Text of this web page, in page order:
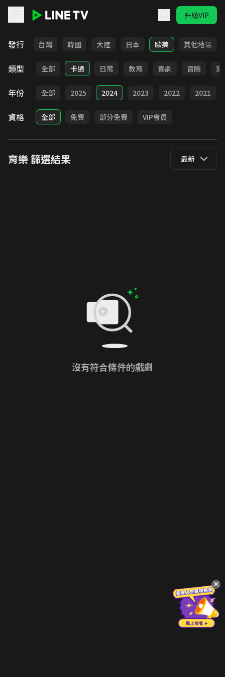
升級VIP
發行
全部 台灣 韓國 大陸 日本 歐美 其他地區
類型 全部 卡通 日常 教育 喜劇 冒險 家
年份 全部 2025 2024 2023 2022 2021
資格 全部 免費 部分免費 VIP會員
育樂篩選結果 最新
沒有符合條件的戲劇